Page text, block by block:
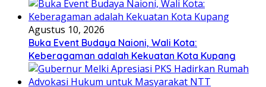
Agustus 10, 2026
Buka Event Budaya Naioni, Wali Kota:
Keberagaman adalah Kekuatan Kota Kupang